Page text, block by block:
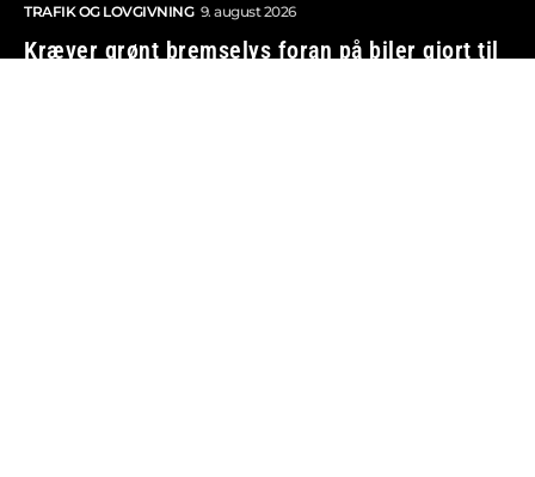
TRAFIK OG LOVGIVNING 9. august 2026
Kræver grønt bremselys foran på biler gjort til